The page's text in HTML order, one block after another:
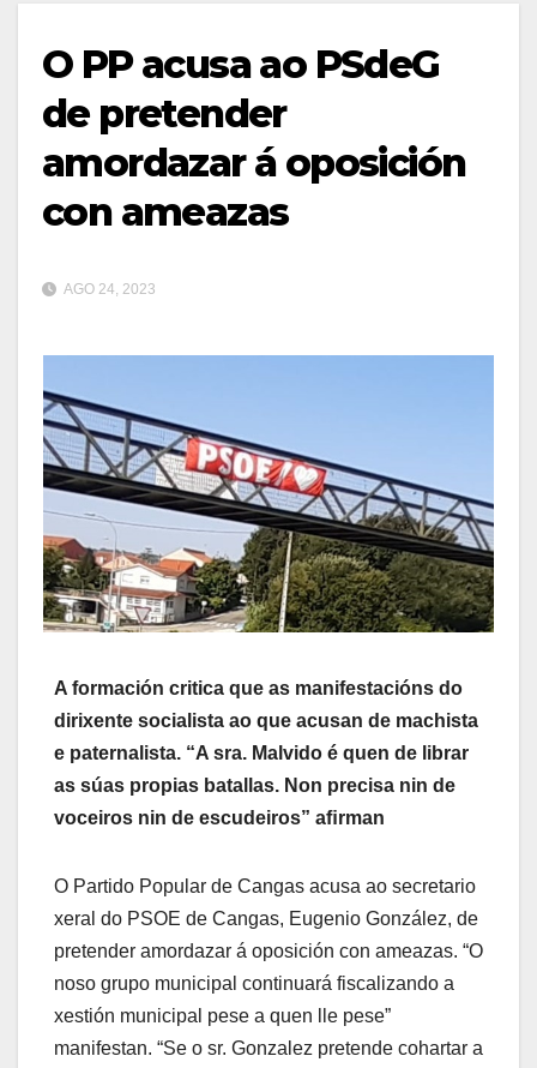
O PP acusa ao PSdeG
de pretender
amordazar á oposición
con ameazas
AGO 24, 2023
A formación critica que as manifestacións do
dirixente socialista ao que acusan de machista
e paternalista. “A sra. Malvido é quen de librar
as súas propias batallas. Non precisa nin de
voceiros nin de escudeiros” aﬁrman
O Partido Popular de Cangas acusa ao secretario
xeral do PSOE de Cangas, Eugenio González, de
pretender amordazar á oposición con ameazas. “O
noso grupo municipal continuará fiscalizando a
xestión municipal pese a quen lle pese”
manifestan. “Se o sr. Gonzalez pretende cohartar a